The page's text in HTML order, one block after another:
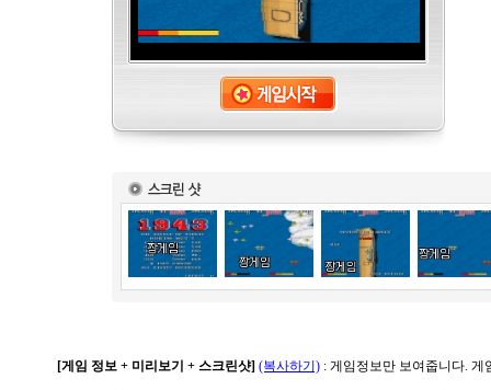
[게임 정보 + 미리보기 + 스크린샷] (복사하기) : 게임정보만 보여줍니다.